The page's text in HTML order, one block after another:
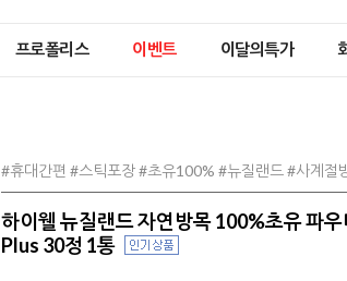
프로폴리스 이벤트 이달의특가
#휴대간편 #스틱포장 #초유100% #뉴질랜드 #사계절
하이웰 뉴질랜드 자연방목 100%초유 파
Plus 30정 1통